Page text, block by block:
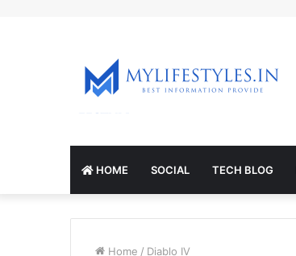
HOME SOCIAL TECH BLOG
Home / Diablo IV